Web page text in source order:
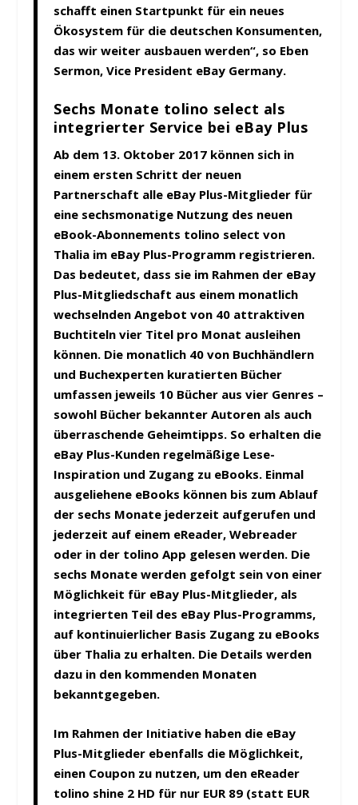
schafft einen Startpunkt für ein neues
Ökosystem für die deutschen Konsumenten,
das wir weiter ausbauen werden“, so Eben
Sermon, Vice President eBay Germany.
Sechs Monate tolino select als
integrierter Service bei eBay Plus
Ab dem 13. Oktober 2017 können sich in
einem ersten Schritt der neuen
Partnerschaft alle eBay Plus-Mitglieder für
eine sechsmonatige Nutzung des neuen
eBook-Abonnements tolino select von
Thalia im eBay Plus-Programm registrieren.
Das bedeutet, dass sie im Rahmen der eBay
Plus-Mitgliedschaft aus einem monatlich
wechselnden Angebot von 40 attraktiven
Buchtiteln vier Titel pro Monat ausleihen
können. Die monatlich 40 von Buchhändlern
und Buchexperten kuratierten Bücher
umfassen jeweils 10 Bücher aus vier Genres –
sowohl Bücher bekannter Autoren als auch
überraschende Geheimtipps. So erhalten die
eBay Plus-Kunden regelmäßige Lese-
Inspiration und Zugang zu eBooks. Einmal
ausgeliehene eBooks können bis zum Ablauf
der sechs Monate jederzeit aufgerufen und
jederzeit auf einem eReader, Webreader
oder in der tolino App gelesen werden. Die
sechs Monate werden gefolgt sein von einer
Möglichkeit für eBay Plus-Mitglieder, als
integrierten Teil des eBay Plus-Programms,
auf kontinuierlicher Basis Zugang zu eBooks
über Thalia zu erhalten. Die Details werden
dazu in den kommenden Monaten
bekanntgegeben.
Im Rahmen der Initiative haben die eBay
Plus-Mitglieder ebenfalls die Möglichkeit,
einen Coupon zu nutzen, um den eReader
tolino shine 2 HD für nur EUR 89 (statt EUR